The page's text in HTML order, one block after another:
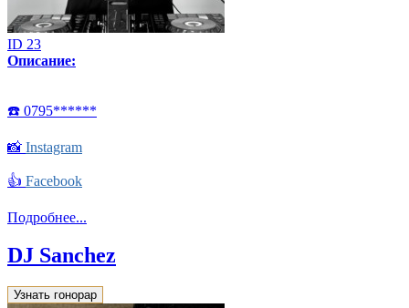
ID 23
Описание:
☎️ 0795******
📸 Instagram
👍 Facebook
Подробнее...
DJ Sanchez
Узнать гонорар